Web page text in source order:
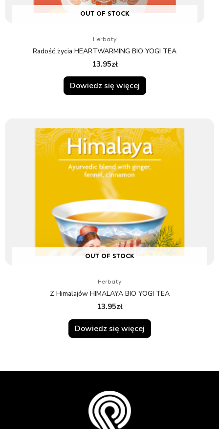
OUT OF STOCK
Herbaty
Radość życia HEARTWARMING BIO YOGI TEA
13.95zł
Dowiedz się więcej
OUT OF STOCK
Herbaty
Z Himalajów HIMALAYA BIO YOGI TEA
13.95zł
Dowiedz się więcej